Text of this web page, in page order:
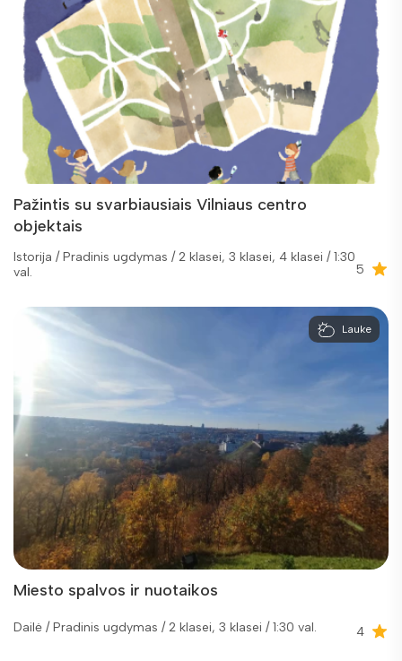
Pažintis su svarbiausiais Vilniaus centro
objektais
Istorija / Pradinis ugdymas / 2 klasei, 3 klasei, 4 klasei / 1:30
val.
5
Lauke
Miesto spalvos ir nuotaikos
Dailė / Pradinis ugdymas / 2 klasei, 3 klasei / 1:30 val. 4